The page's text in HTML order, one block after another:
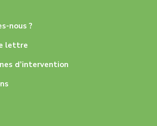
nous ?
lettre
d’intervention